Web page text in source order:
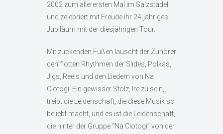
2002 zum allerersten Mal im Salzstadel
und zelebriert mit Freude ihr 24-jähriges
Jubiläum mit der diesjährigen Tour.
Mit zuckenden Füßen lauscht der Zuhörer
den flotten Rhythmen der Slides, Polkas,
Jigs, Reels und den Liedern von Na
Ciotogi. Ein gewisser Stolz, Ire zu sein,
treibt die Leidenschaft, die diese Musik so
beliebt macht, und es ist die Leidenschaft,
die hinter der Gruppe “Na Ciotogi” von der